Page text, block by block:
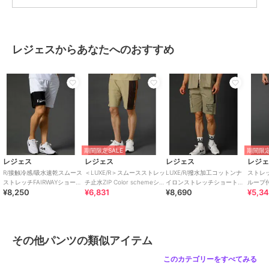
SPORTS STYLEとURBAN STYLEをミックスさせたボディラインを美
しく強調するスタイリングを表現。SET UP 、デニムアイテム、プリ
ント加工、様々なテイストをスポーツ、仕事、遊び、どんなシーンで
もデイリーなリアルクローズとして着こなせるラグジュアリースポー
ツブランド。
▼着用スペック
モデル：185cm｜着用サイズ：XL
商品カテゴリ パンツ ／その他パンツ
レジェスからあなたへのおすすめ
レジェス
R/接触冷感/吸水速乾スムース
ストレッチFAIRWAYショート
パンツ
¥8,250
期間限定SALE
レジェス
＜LUXE/R＞スムースストレッ
チ止水ZIP Color schemeショ
ートパンツ
¥6,831
レジェス
LUXE/R/撥水加工コットンナ
イロンストレッチショートパ
ンツ
¥8,690
期間限
レジ
ストレ
ループ
ジーシ
その他パンツの類似アイテム
このカテゴリーをすべてみる